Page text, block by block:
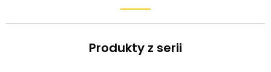
Produkty z serii